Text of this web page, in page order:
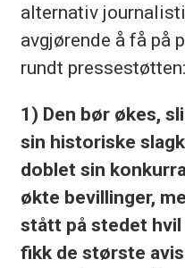
alternativ
avgjørende å få på
rundt pressestøtten:
1) Den bør økes,
sin historiske
doblet sin
økte bevillinger,
stått på stedet hvil
fikk de største